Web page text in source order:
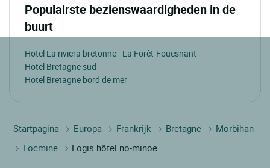
Populairste bezienswaardigheden in de
buurt
Hotel La riviera bretonne - La Forêt-Fouesnant
Hotel Bretagne sud
Hotel Bretagne bord de mer
Startpagina Europa Frankrijk Bretagne
Morbihan
Locmine
Logis hôtel no-minoë